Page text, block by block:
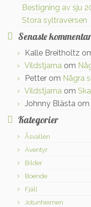
Bestigning av sju
Stora syltraversen
Senaste
Kalle Breitholtz
Vildstjarna om
Petter om Några
Vildstjarna om
Johnny Blästa om
Kategorier
Åsvallen
Äventyr
Bilder
Boende
Fjäll
Jotunheimen